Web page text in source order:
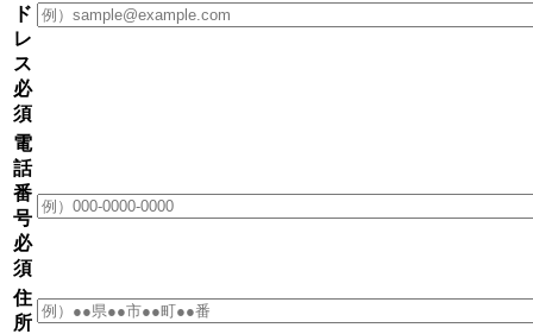
ド
レ
ス
必
須
電
話
番
号
必
須
住
所